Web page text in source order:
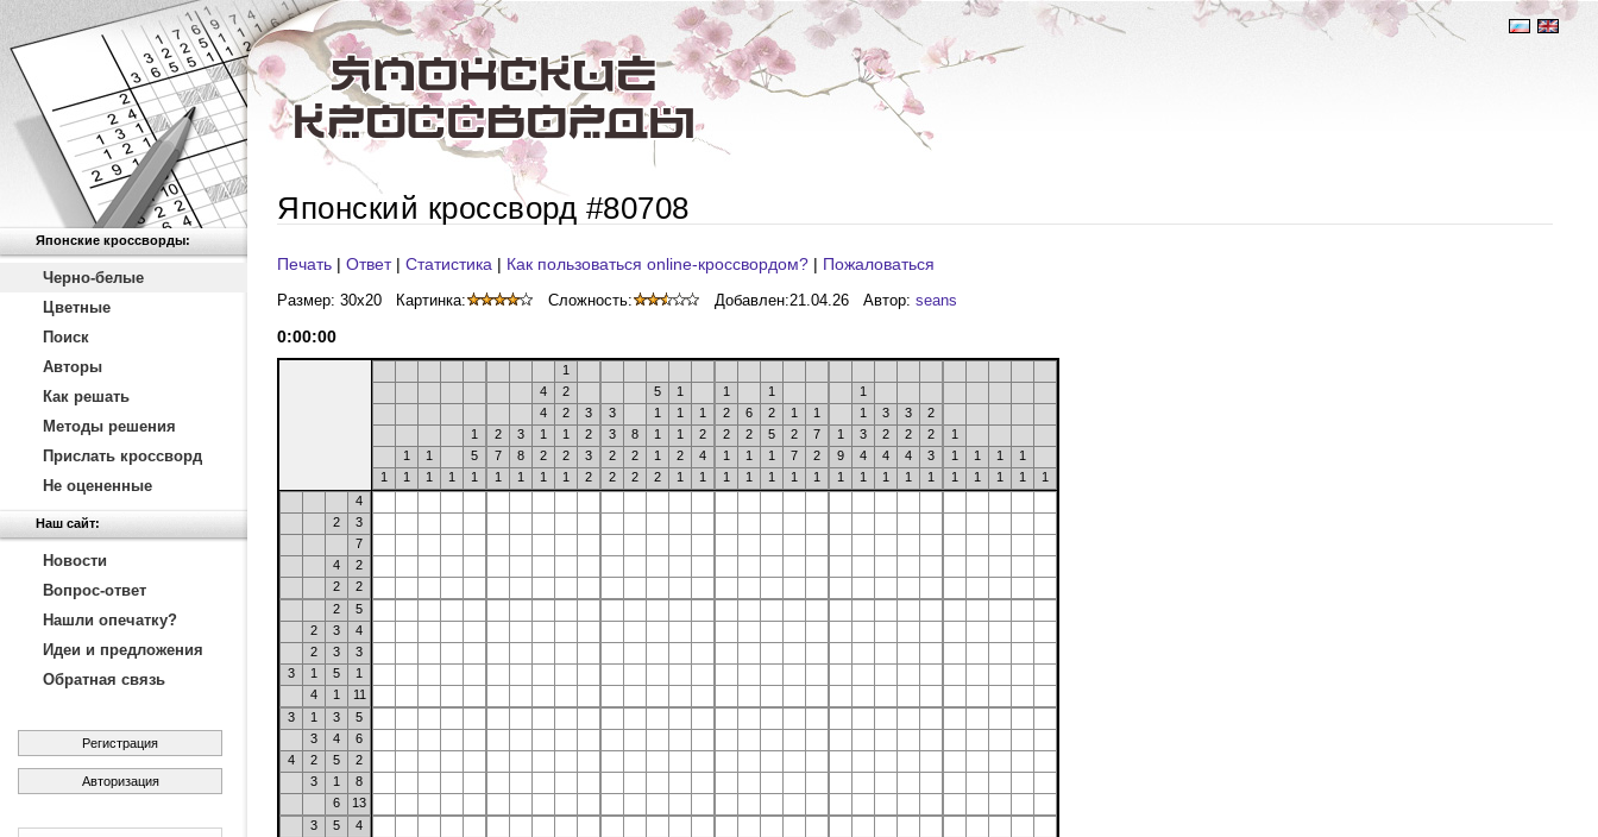
Японские кроссворды:
Черно-белые
Цветные
Поиск
Авторы
Как решать
Методы решения
Прислать кроссворд
Не оцененные
Наш сайт:
Новости
Вопрос-ответ
Нашли опечатку?
Идеи и предложения
Обратная связь
Регистрация
Авторизация
Японский кроссворд #80708
Печать | Ответ| Статистика | Как пользоваться online-кроссвордом? | Пожаловаться
Размер: 30x20 Картинка: Сложность: Добавлен:21.04.26 Автор: seans
0:00:00
1
4
2 5 1 1 1
1
4
2 3 3 1 1 1 2 6 2 1 1 1 3 3
2
1
2 3 1 1 2 3 8 1 1 2 2 2 5 2 7 1 3 2 2 2
1
1
1 5 7 8 2 2 3 2 2 1 2 4 1 1 1 7 2 9 4 4 4 3 1 1 1
1
1
1 1 1 1 1 1 1 1 2 2 2 2 1 1 1 1 1 1 1 1 1 1 1 1 1 1 1 1
1
4
2
3
7
4
2
2
2
2
5
2
3
4
2
3
3
3
1 5
1
4
1
11
3
1 3
5
3
4
6
4
2 5
2
3
1
8
6
13
3
5
4